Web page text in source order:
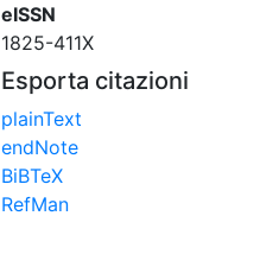
eISSN
1825-411X
Esporta citazioni
plainText
endNote
BiBTeX
RefMan